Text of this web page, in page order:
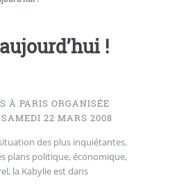
!
À PARIS ORGANISÉE
22 MARS 2008
des plus inquiétantes.
plans politique, économique,
la Kabylie est dans